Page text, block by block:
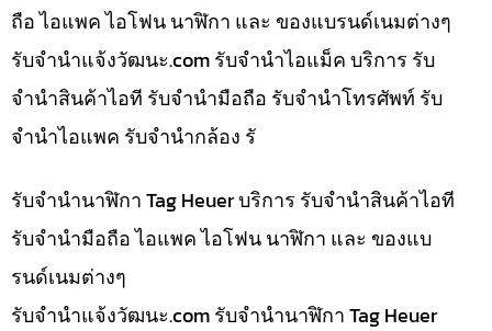
ถือ ไอแพค ไอโฟน นาฬิกา และ ของแบรนด์เนมต่างๆ
รับจํานําแจ้งวัฒนะ.com รับจำนำไอแม็ค บริการ รับ
จำนำสินค้าไอที รับจำนำมือถือ รับจำนำโทรศัพท์ รับ
จำนำไอแพค รับจำนำกล้อง รั
รับจำนำนาฬิกา Tag Heuer บริการ รับจำนำสินค้าไอที
รับจำนำมือถือ ไอแพค ไอโฟน นาฬิกา และ ของแบ
รนด์เนมต่างๆ
รับจํานําแจ้งวัฒนะ.com รับจำนำนาฬิกา Tag Heuer